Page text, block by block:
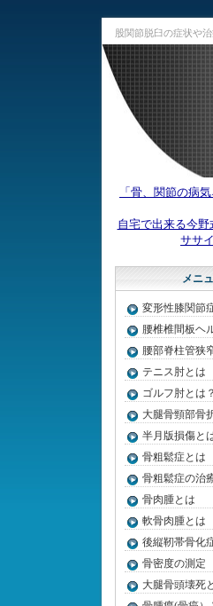
股関節脱臼の症状や治
「骨、関節の病
自宅で出来る今野
ササ
メニ
変形性膝関節
腰椎椎間板ヘ
腰部脊柱管狭
テニス肘とは
ゴルフ肘とは？
大腿骨頸部骨
半月版損傷と
骨粗鬆症とは
骨粗鬆症の治
骨肉腫とは
軟骨肉腫とは
後縦靭帯骨化
骨密度の測定
大腿骨頭壊死